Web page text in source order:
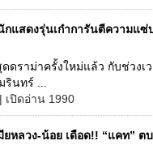
แสดงรุ่นเก๋าการันตีความแ
ดราม่าครั้งใหม่แล้ว กับช่วง
นทร์ ...
เปิดอ่าน 1990
ยหลวง-น้อย เดือด!! “แคท” ต